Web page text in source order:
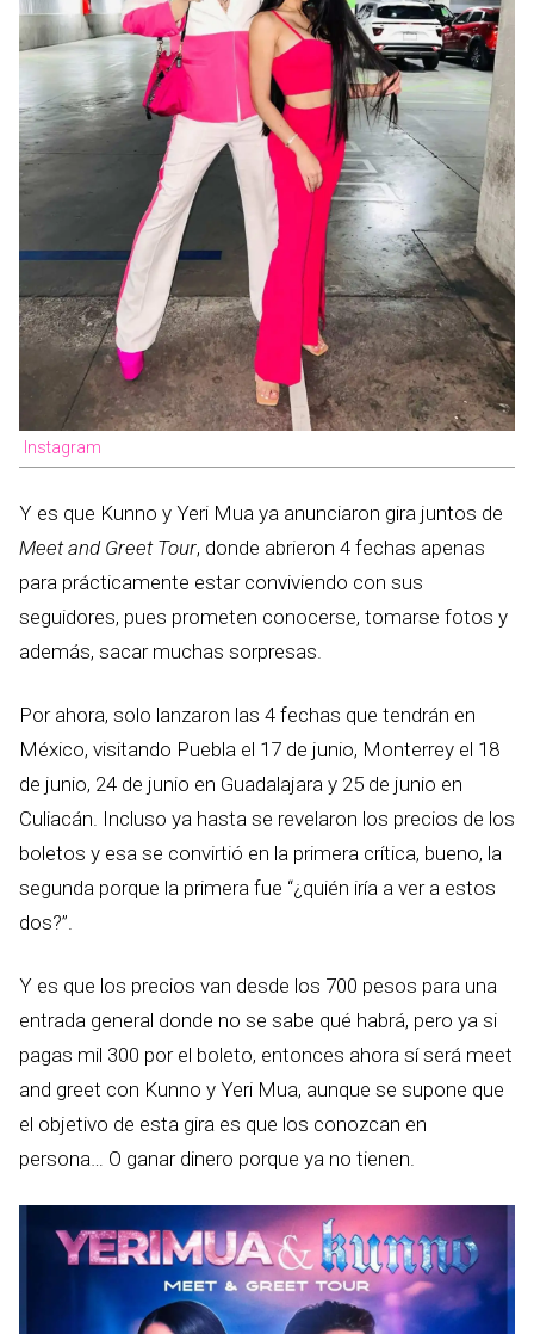
Instagram
Y es que Kunno y Yeri Mua ya anunciaron gira juntos de
Meet and Greet Tour, donde abrieron 4 fechas apenas
para prácticamente estar conviviendo con sus
seguidores, pues prometen conocerse, tomarse fotos y
además, sacar muchas sorpresas.
Por ahora, solo lanzaron las 4 fechas que tendrán en
México, visitando Puebla el 17 de junio, Monterrey el 18
de junio, 24 de junio en Guadalajara y 25 de junio en
Culiacán. Incluso ya hasta se revelaron los precios de los
boletos y esa se convirtió en la primera crítica, bueno, la
segunda porque la primera fue “¿quién iría a ver a estos
dos?”.
Y es que los precios van desde los 700 pesos para una
entrada general donde no se sabe qué habrá, pero ya si
pagas mil 300 por el boleto, entonces ahora sí será meet
and greet con Kunno y Yeri Mua, aunque se supone que
el objetivo de esta gira es que los conozcan en
persona… O ganar dinero porque ya no tienen.